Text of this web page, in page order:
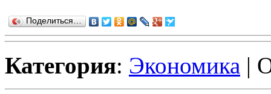
Поделиться…
Категория: Экономика |